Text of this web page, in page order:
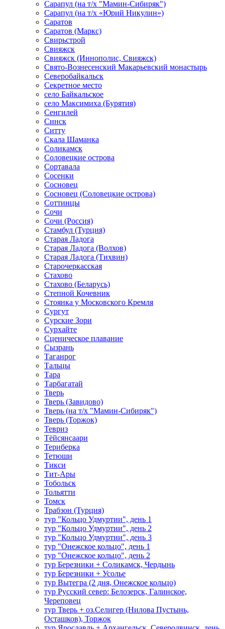
Сарапул (на т/х "Мамин-Сибиряк")
Сарапул (на т/х «Юрий Никулин»)
Саратов
Саратов (Маркс)
Свирьстрой
Свияжск
Свияжск (Иннополис, Свияжск)
Свято-Вознесенский Макарьевский монастырь
Северобайкальск
Секретное место
село Байкальское
село Максимиха (Бурятия)
Сенгилей
Синск
Ситту
Скала Шаманка
Соликамск
Соловецкие острова
Сортавала
Сосенки
Сосновец
Сосновец (Соловецкие острова)
Соттинцы
Сочи
Сочи (Россия)
Стамбул (Турция)
Старая Ладога
Старая Ладога (Волхов)
Старая Ладога (Тихвин)
Старочеркасская
Стахово
Стахово (Беларусь)
Степной Кочевник
Стоянка у Московского Кремля
Сургут
Сурские Зори
Сурхайте
Сценическое плавание
Сызрань
Таганрог
Тальцы
Тара
Тарбагатай
Тверь
Тверь (Завидово)
Тверь (на т/х "Мамин-Сибиряк")
Тверь (Торжок)
Тевриз
Тёйсянсаари
Териберка
Тетюши
Тикси
Тит-Ары
Тобольск
Тольятти
Томск
Трабзон (Турция)
тур "Кольцо Удмуртии", день 1
тур "Кольцо Удмуртии", день 2
тур "Кольцо Удмуртии", день 3
тур "Онежское кольцо", день 1
тур "Онежское кольцо", день 2
тур Березники + Соликамск, Чердынь
тур Березники + Усолье
тур Вытегра (2 дня, Онежское кольцо)
тур Русский север: Белозерск, Галинское,
Череповец
тур Тверь + оз.Селигер (Нилова Пустынь,
Осташков), Торжок